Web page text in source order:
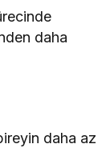
daha
daha az